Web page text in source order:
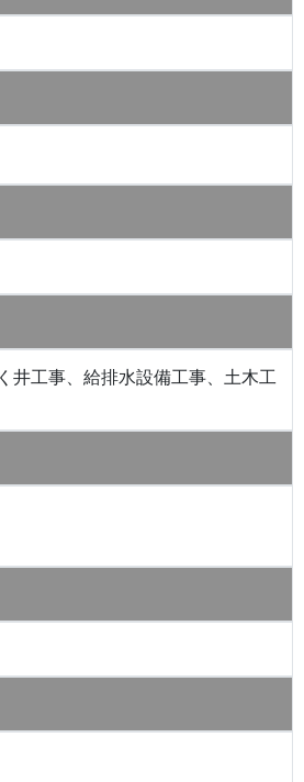
井工事、給排水設備工事、土木工